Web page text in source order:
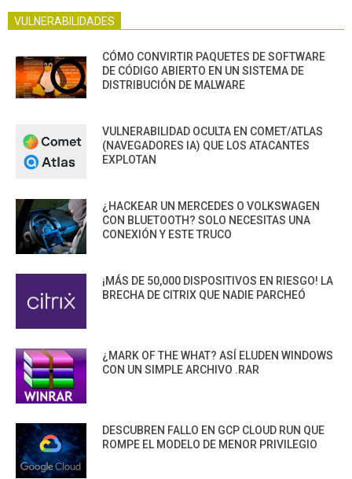
VULNERABILIDADES
CÓMO CONVIRTIR PAQUETES DE SOFTWARE
DE CÓDIGO ABIERTO EN UN SISTEMA DE
DISTRIBUCIÓN DE MALWARE
VULNERABILIDAD OCULTA EN COMET/ATLAS
(NAVEGADORES IA) QUE LOS ATACANTES
EXPLOTAN
¿HACKEAR UN MERCEDES O VOLKSWAGEN
CON BLUETOOTH? SOLO NECESITAS UNA
CONEXIÓN Y ESTE TRUCO
¡MÁS DE 50,000 DISPOSITIVOS EN RIESGO! LA
BRECHA DE CITRIX QUE NADIE PARCHEÓ
¿MARK OF THE WHAT? ASÍ ELUDEN WINDOWS
CON UN SIMPLE ARCHIVO .RAR
DESCUBREN FALLO EN GCP CLOUD RUN QUE
ROMPE EL MODELO DE MENOR PRIVILEGIO